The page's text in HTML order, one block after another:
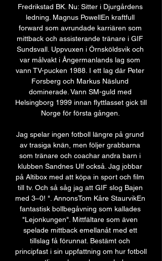
Fredrikstad BK. Nu: Sitter i Djurgårdens
ledning. Magnus PowellEn kraftfull
forward som avrundade karriären som
mittback och assisterande tränare i GIF
Sundsvall. Uppvuxen i Örnsköldsvik och
var målvakt i Ångermanlands lag som
vann TV-pucken 1988. I ett lag där Peter
Forsberg och Markus Näslund
dominerade. Vann SM-guld med
Helsingborg 1999 innan flyttlasset gick till
Norge för första gången.
Jag spelar ingen fotboll längre på grund
av trasiga knän, men följer grabbarna
som tränare och coachar andra barn i
klubben Sandnes Ulf också. Jag jobbar
på Altibox med att köpa in sport och film
till tv. Och så såg jag att GIF slog Bajen
med 3–0! ". AnnonsTom Kåre StaurvikEn
fantastisk bollbegåvning som kallades
"Lejonkungen". Mittfältare som även
spelade mittback emellanåt med ett
tillslag få förunnat. Bestämt och
principfast i sin uppfattning om hur fotboll